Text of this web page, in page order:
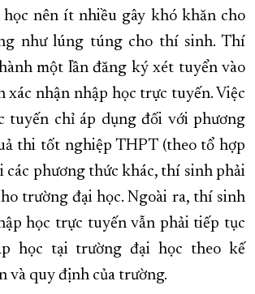
nên ít nhiều gây khó khăn cho
như lúng túng cho thí sinh. Thí
một lần đăng ký xét tuyển vào
xác nhận nhập học trực tuyến. Việc
tuyến chỉ áp dụng đối với phương
thi tốt nghiệp THPT (theo tổ hợp
các phương thức khác, thí sinh phải
trường đại học. Ngoài ra, thí sinh
học trực tuyến vẫn phải tiếp tục
học tại trường đại học theo kế
và quy định của trường.